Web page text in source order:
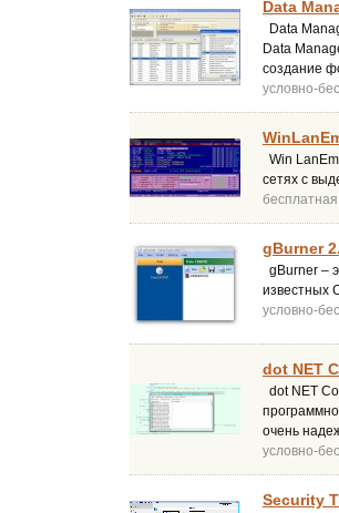
Data
Data
Data
создание
условно-
Win
сетях с
бесплатная
gBurner
gBurner –
известных
условно-
dot NET
dot NET
очень
условно-
Security